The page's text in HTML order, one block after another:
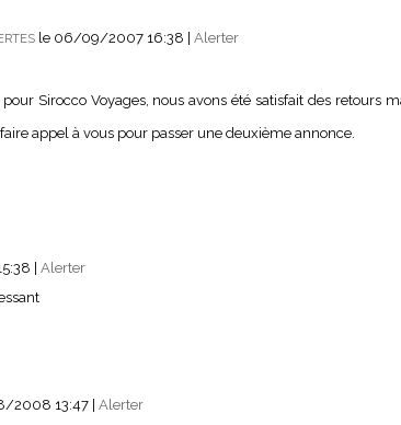
le 06/09/2007 16:38 | Alerter
Sirocco Voyages, nous avons été satisfait des retours
appel à vous pour passer une deuxième annonce.
| Alerter
2008 13:47
Alerter